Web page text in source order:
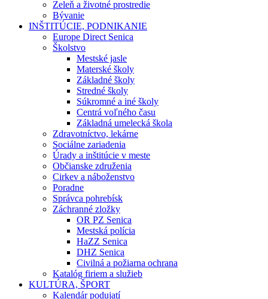
Zeleň a životné prostredie
Bývanie
INŠTITÚCIE, PODNIKANIE
Europe Direct Senica
Školstvo
Mestské jasle
Materské školy
Základné školy
Stredné školy
Súkromné a iné školy
Centrá voľného času
Základná umelecká škola
Zdravotníctvo, lekárne
Sociálne zariadenia
Úrady a inštitúcie v meste
Občianske združenia
Cirkev a náboženstvo
Poradne
Správca pohrebísk
Záchranné zložky
OR PZ Senica
Mestská polícia
HaZZ Senica
DHZ Senica
Civilná a požiarna ochrana
Katalóg firiem a služieb
KULTÚRA, ŠPORT
Kalendár podujatí